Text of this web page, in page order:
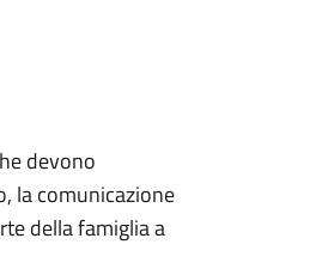
devono
la comunicazione
della famiglia a